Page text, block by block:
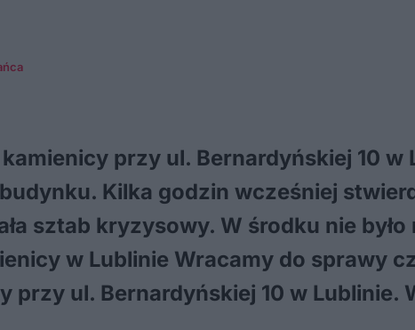
przy ul. Bernardyńskiej 10 w
Kilka godzin wcześniej
sztab kryzysowy. W środku nie
w Lublinie Wracamy do sprawy
przy ul. Bernardyńskiej 10 w